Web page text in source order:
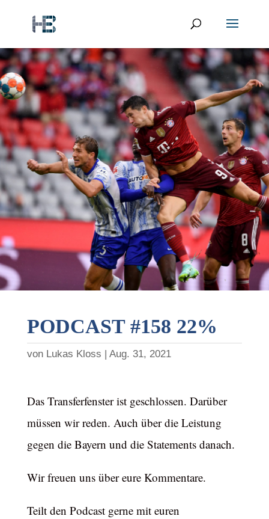
PODCAST #158 22%
von Lukas Kloss Aug. 31, 2021
Das Transferfenster ist geschlossen. Darüber
müssen wir reden. Auch über die Leistung
gegen die Bayern und die Statements danach.
Wir freuen uns über eure Kommentare.
Teilt den Podcast gerne mit euren